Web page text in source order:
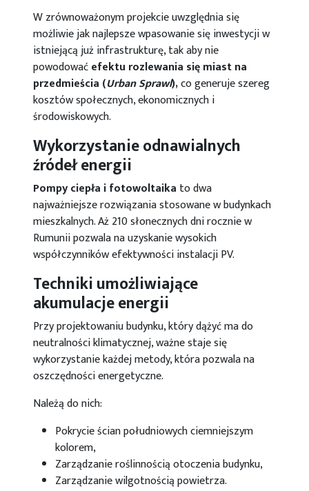
W zrównoważonym projekcie uwzględnia się
możliwie jak najlepsze wpasowanie się inwestycji w
istniejącą już infrastrukturę, tak aby nie
powodowaćefektu rozlewania się miast na
przedmieścia (Urban Sprawl),co generuje szereg
kosztów społecznych, ekonomicznych i
środowiskowych.
Wykorzystanie odnawialnych
źródeł energii
Pompy ciepła ifotowoltaika to dwa
najważniejsze rozwiązania stosowane w budynkach
mieszkalnych. Aż 210 słonecznych dni rocznie w
Rumunii pozwala na uzyskanie wysokich
współczynników efektywności instalacji PV.
Techniki umożliwiające
akumulacje energii
Przy projektowaniu budynku, który dążyć ma do
neutralności klimatycznej, ważne staje się
wykorzystanie każdej metody, która pozwala na
oszczędności energetyczne.
Należą do nich:
Pokrycie ścian południowych ciemniejszym
kolorem,
Zarządzanie roślinnością otoczenia budynku,
Zarządzanie wilgotnością powietrza.